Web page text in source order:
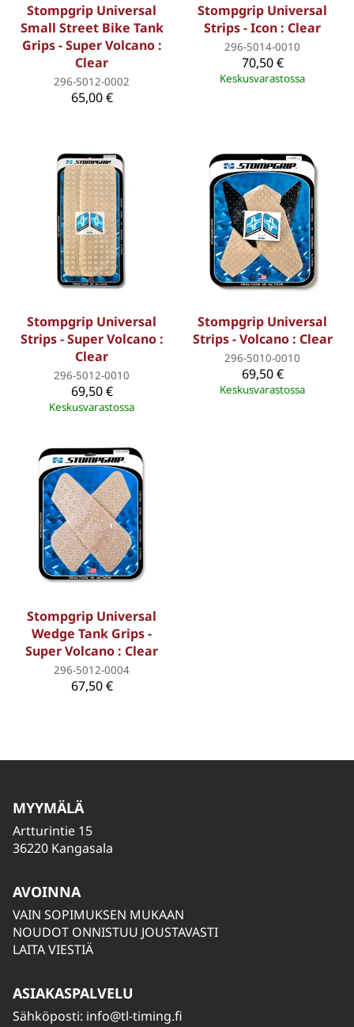
Stompgrip Universal
Small Street Bike Tank
Grips - Super Volcano :
Clear
296-5012-0002
65,00 €
Stompgrip Universal
Strips - Icon : Clear
296-5014-0010
70,50 €
Keskusvarastossa
Stompgrip Universal
Strips - Super Volcano :
Clear
296-5012-0010
69,50 €
Keskusvarastossa
Stompgrip Universal
Strips - Volcano : Clear
296-5010-0010
69,50 €
Keskusvarastossa
Stompgrip Universal
Wedge Tank Grips -
Super Volcano : Clear
296-5012-0004
67,50 €
MYYMÄLÄ
Artturintie 15
36220 Kangasala
AVOINNA
VAIN SOPIMUKSEN MUKAAN
NOUDOT ONNISTUU JOUSTAVASTI
LAITA VIESTIÄ
ASIAKASPALVELU
Sähköposti: info@tl-timing.fi